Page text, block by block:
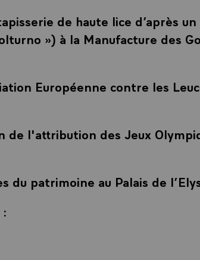
de haute lice d’après
») à la Manufacture des
Européenne contre les
de l'attribution des Jeux
du patrimoine au Palais de